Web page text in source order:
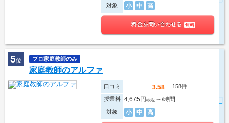
対象 小 中 高
料金を問い合わせる 無料
5位 プロ家庭教師のみ
家庭教師のアルファ
口コミ 3.58
158件
授業料
4,675円(税込) ～/時間
対象 小 中 高